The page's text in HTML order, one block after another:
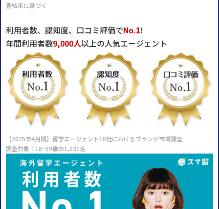
査結果に基づく
利用者数、認知度、口コミ評価でNo.1!
年間利用者数9,000人以上の人気エージェント
【2025年4月期】留学エージェント10社におけるブランド市場調査
調査対象：18~59歳の1,031名